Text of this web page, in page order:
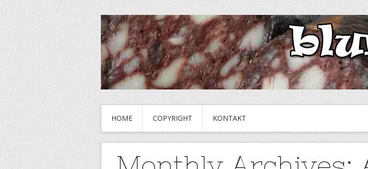
HOME COPYRIGHT KONTAKT